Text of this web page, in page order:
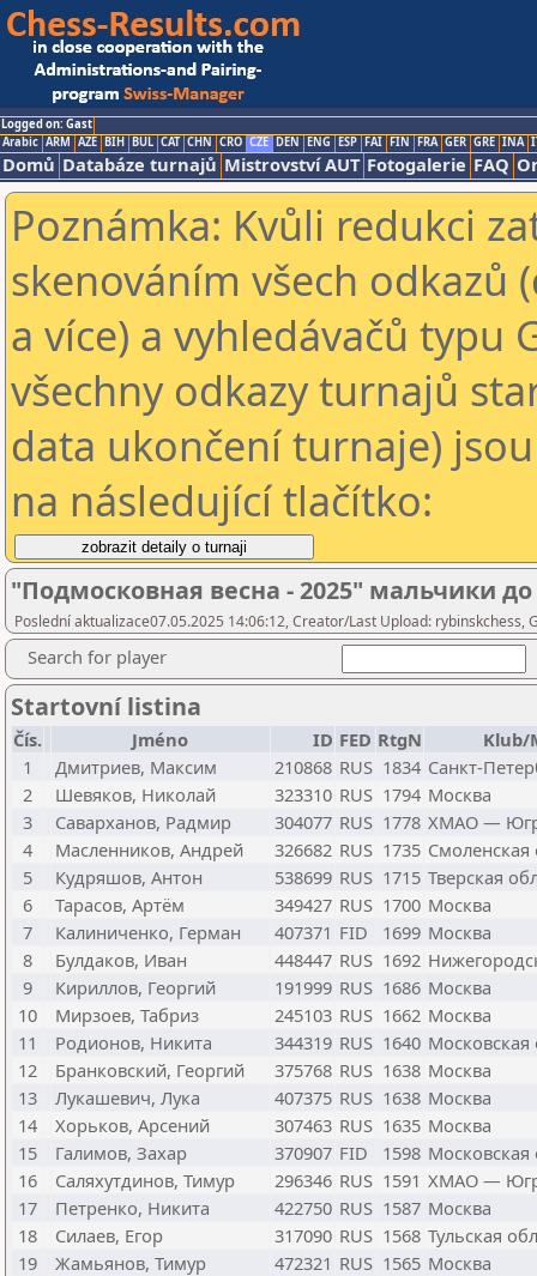
Logged on: Gast
Arabic ARM AZE BIH BUL CAT CHN CRO CZE DEN ENG ESP FAI FIN FRA GER GRE INA
Domů Databáze turnajů Mistrovství AUT Fotogalerie FAQ
Poznámka: Kvůli redukci
skenováním všech odkazů
a více) a vyhledávačů typu
všechny odkazy turnajů
data ukončení turnaje)
na následující tlačítko:
"Подмосковная весна - 2025" мальчики до
Poslední aktualizace07.05.2025 14:06:12, Creator/Last Upload: rybinskchess,
Search for player
Startovní listina
Čís. Jméno ID FED RtgN
Klub/
1
Дмитриев, Максим 210868 RUS 1834 Санкт-
2
Шевяков, Николай 323310 RUS 1794 Москва
3
Саварханов, Радмир 304077 RUS 1778 ХМАО —
4
Масленников, Андрей 326682 RUS 1735 Смоленская
5
Кудряшов, Антон 538699 RUS 1715 Тверская
6
Тарасов, Артём 349427 RUS 1700 Москва
7
Калиниченко, Герман 407371 FID 1699 Москва
8
Булдаков, Иван 448447 RUS 1692
9
Кириллов, Георгий 191999 RUS 1686 Москва
10
Мирзоев, Табриз 245103 RUS 1662 Москва
11
Родионов, Никита 344319 RUS 1640 Московская
12
Бранковский, Георгий 375768 RUS 1638 Москва
13
Лукашевич, Лука 407375 RUS 1638 Москва
14
Хорьков, Арсений 307463 RUS 1635 Москва
15
Галимов, Захар 370907 FID 1598 Московская
16
Саляхутдинов, Тимур 296346 RUS 1591 ХМАО —
17
Петренко, Никита 422750 RUS 1587 Москва
18
Силаев, Егор 317090 RUS 1568 Тульская
19
Жамьянов, Тимур 472321 RUS 1565 Москва